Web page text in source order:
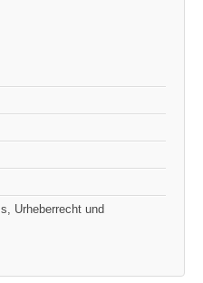
Urheberrecht und